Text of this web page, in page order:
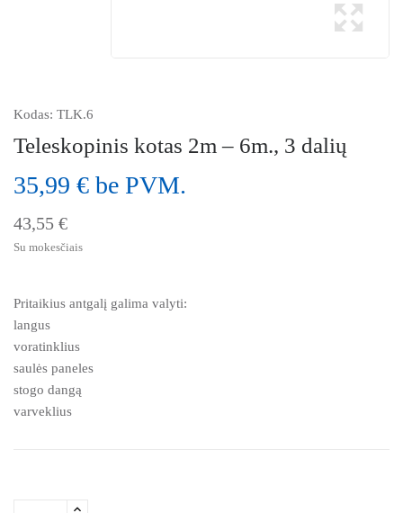
Kodas: TLK.6
Teleskopinis kotas 2m – 6m., 3 dalių
35,99 € be PVM.
43,55 €
Su mokesčiais
Pritaikius antgalį galima valyti:
langus
voratinklius
saulės paneles
stogo dangą
varveklius